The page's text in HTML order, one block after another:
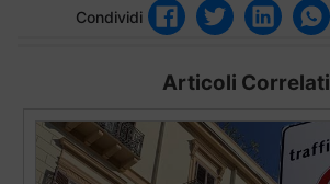
Condividi
Articoli Correlati